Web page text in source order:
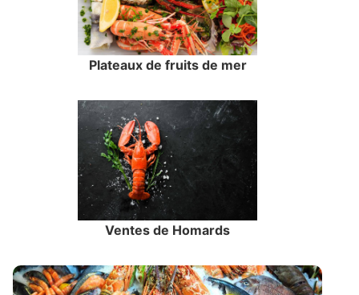
Plateaux de fruits de mer
Ventes de Homards